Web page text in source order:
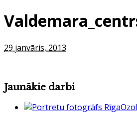
29 janvāris, 2013
Jaunākie darbi